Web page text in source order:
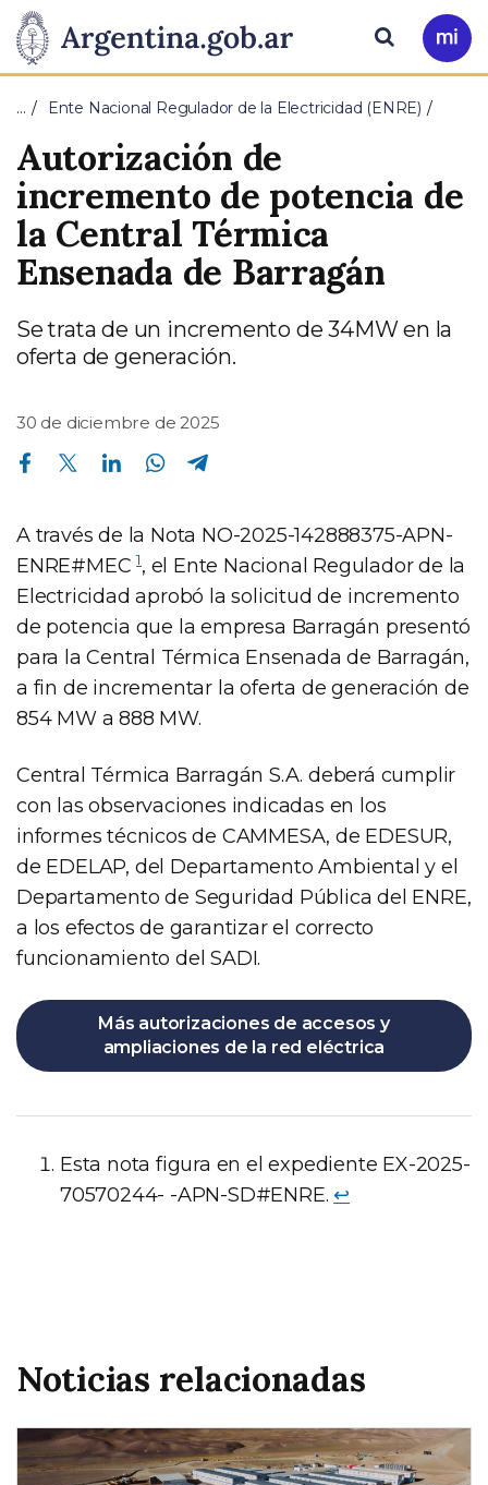
Presidencia
de
Nación
Pasar al contenido principal
Ir
a
Buscar
… Ente Nacional Regulador de la Electricidad (ENRE)
Autorización de
incremento de potencia de
la Central Térmica
Ensenada de Barragán
Se trata de un incremento de 34MW en la
oferta de generación.
30 de diciembre de 2025
Compartir en Facebook Compartir en Twitter Compartir en Linkedin Compartir en Whatsapp
A través de la Nota NO-2025-142888375-APN-
ENRE#MEC1, el Ente Nacional Regulador de la
Electricidad aprobó la solicitud de incremento
de potencia que la empresa Barragán presentó
para la Central Térmica Ensenada de Barragán,
a fin de incrementar la oferta de generación de
854 MW a 888 MW.
Central Térmica Barragán S.A. deberá cumplir
con las observaciones indicadas en los
informes técnicos de CAMMESA, de EDESUR,
de EDELAP, del Departamento Ambiental y el
Departamento de Seguridad Pública del ENRE,
a los efectos de garantizar el correcto
funcionamiento del SADI.
Más autorizaciones de accesos y
ampliaciones de la red eléctrica
Esta nota figura en el expediente EX-2025-
70570244- -APN-SD#ENRE.↩︎
Noticias relacionadas